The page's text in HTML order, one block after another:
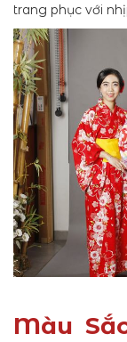
trang phục với
Màu